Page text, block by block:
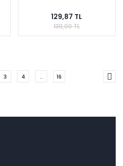
129,87 TL
130,00 TL
3 4 .. 16